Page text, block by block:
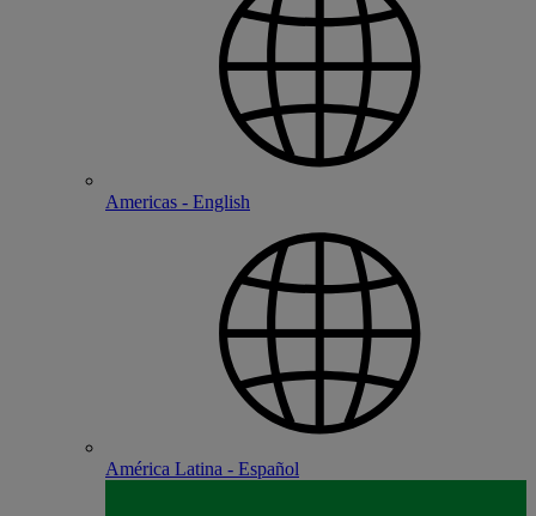
Americas - English
América Latina - Español